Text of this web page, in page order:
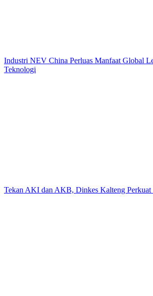
Industri NEV China Perluas Manfaat Global
Teknologi
Tekan AKI dan AKB, Dinkes Kalteng Perkuat